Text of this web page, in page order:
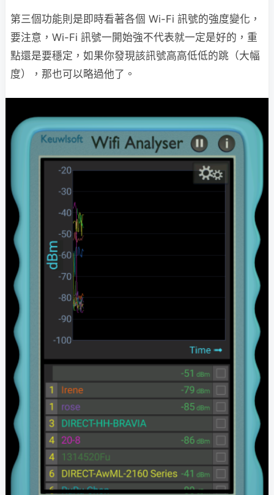
第三個功能則是即時看著各個 Wi-Fi 訊號的強度變化，
要注意，Wi-Fi 訊號一開始強不代表就一定是好的，重
點還是要穩定，如果你發現該訊號高高低低的跳（大幅
度），那也可以略過他了。